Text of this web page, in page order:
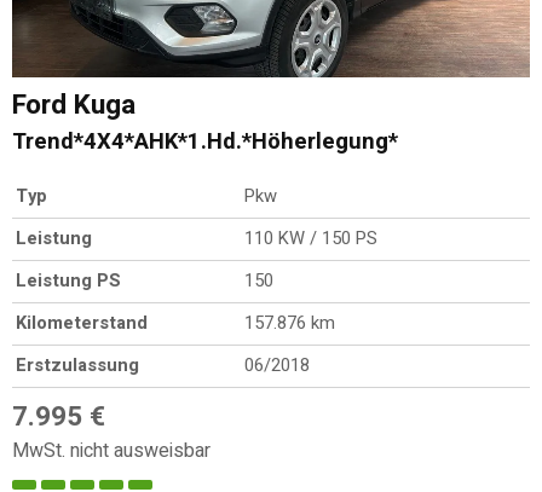
Ford Kuga
Trend*4X4*AHK*1.Hd.*Höherlegung*
Typ
Pkw
Leistung
110 KW / 150 PS
Leistung PS
150
Kilometerstand
157.876 km
Erstzulassung
06/2018
7.995 €
MwSt. nicht ausweisbar